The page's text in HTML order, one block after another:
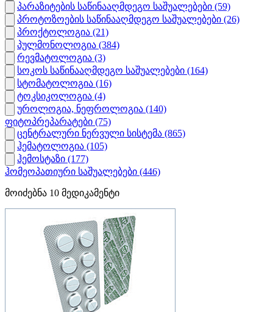
პარაზიტების საწინააღმდეგო საშუალებები (59)
პროტოზოების საწინააღმდეგო საშუალებები (26)
პროქტოლოგია (21)
პულმონოლოგია (384)
რევმატოლოგია (3)
სოკოს საწინააღმდეგო საშუალებები (164)
სტომატოლოგია (16)
ტოკსიკოლოგია (4)
უროლოგია, ნეფროლოგია (140)
ფიტოპრეპარატები (75)
ცენტრალური ნერვული სისტემა (865)
ჰემატოლოგია (105)
ჰემოსტაზი (177)
ჰომეოპათიური საშუალებები (446)
მოიძებნა 10 მედიკამენტი